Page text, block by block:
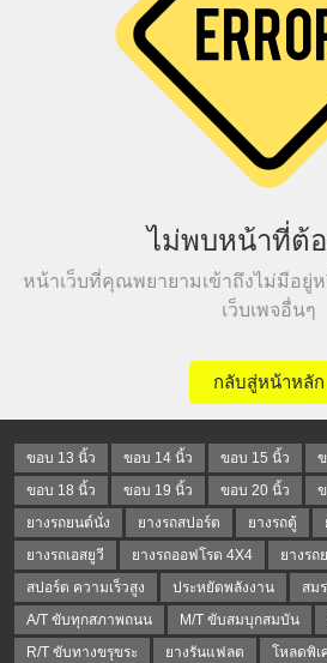
ไม่พบหน้าที่ต้อ
หน้าเว็บที่คุณพยายามเข้าถึงไม่มีอยู่
เว็บเพจอื่นๆ
กลับสู่หน้าหลัก
ขอบ 13 นิ้ว ขอบ 14 นิ้ว ขอบ 15 นิ้ว
ขอบ 18 นิ้ว
ขอบ 19 นิ้ว ขอบ 20 นิ้ว
ยางรถยนต์นั่ง
ยางรถสปอร์ต ยางรถตู้
ยางรถเอสยูวี
ยางรถออฟโรด 4X4 ยางรถ
สปอร์ต ความเร็วสูง
ประหยัดพลังงาน สม
A/T ขับทุกสภาพถนน
M/T ขับสมบุกสมบัน
R/T ขับทางขรุขระ
ยางรันแฟลต โหลดพิเ